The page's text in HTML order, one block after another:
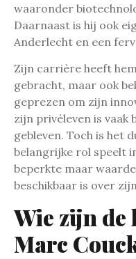
waaronder
Daarnaast is hij ook
Anderlecht en een
Zijn carrière heeft
gebracht, maar ook
geprezen om zijn
zijn privéleven is vaak
gebleven. Toch is het
belangrijke rol speelt
beperkte maar
beschikbaar is over
Wie zijn de
Marc